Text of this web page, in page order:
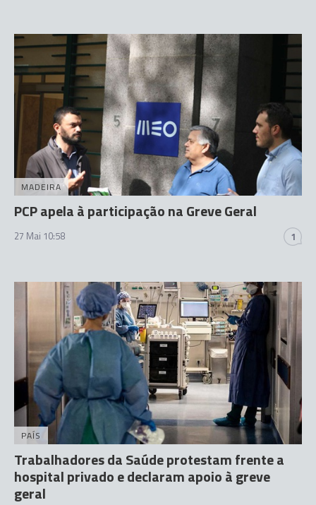
MADEIRA
PCP apela à participação na Greve Geral
27 Mai 10:58 1
PAÍS
Trabalhadores da Saúde protestam frente a
hospital privado e declaram apoio à greve
geral